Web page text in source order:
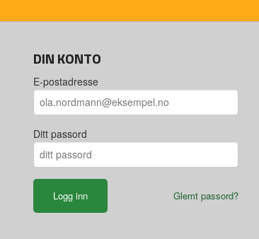
DIN KONTO
E-postadresse
Ditt passord
Glemt passord?